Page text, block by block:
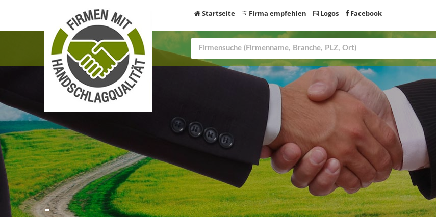
Startseite Firma empfehlen Logos Facebook
-